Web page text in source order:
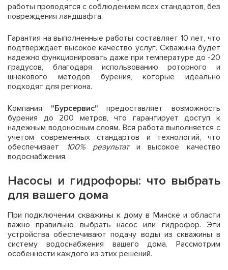
работы проводятся с соблюдением всех стандартов, без
повреждения ландшафта.
Гарантия на выполненные работы составляет 10 лет, что
подтверждает высокое качество услуг. Скважина будет
надежно функционировать даже при температуре до -20
градусов, благодаря использованию роторного и
шнекового методов бурения, которые идеально
подходят для региона.
Компания "Бурсервис" предоставляет возможность
бурения до 200 метров, что гарантирует доступ к
надежным водоносным слоям. Вся работа выполняется с
учетом современных стандартов и технологий, что
обеспечивает
100% результати высокое качество
водоснабжения.
Насосы и гидрофоры: что выбрать
для вашего дома
При подключении скважины к дому в Минске и области
важно правильно выбрать насос или гидрофор. Эти
устройства обеспечивают подачу воды из скважины в
систему водоснабжения вашего дома. Рассмотрим
особенности каждого из этих решений.